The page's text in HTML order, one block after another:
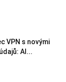
VPN s novými
AI...